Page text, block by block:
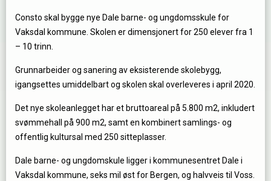
Consto skal bygge nye Dale barne- og ungdomsskule for
Vaksdal kommune. Skolen er dimensjonert for 250 elever fra 1
– 10 trinn.
Grunnarbeider og sanering av eksisterende skolebygg,
igangsettes umiddelbart og skolen skal overleveres i april 2020.
Det nye skoleanlegget har et bruttoareal på 5.800 m2, inkludert
svømmehall på 900 m2, samt en kombinert samlings- og
offentlig kultursal med 250 sitteplasser.
Dale barne- og ungdomskule ligger i kommunesentret Dale i
Vaksdal kommune, seks mil øst for Bergen, og halvveis til Voss.